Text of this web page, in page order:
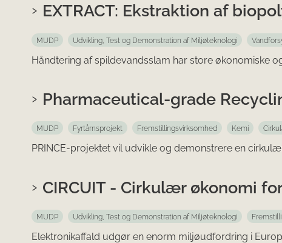
EXTRACT: Ekstraktion af
MUDP Udvikling, Test og Demonstration af Miljøteknologi
Håndtering af spildevandsslam har store økonomiske
Pharmaceutical-grade
MUDP Fyrtårnsprojekt Fremstillingsvirksomhed Kemi
PRINCE-projektet vil udvikle og demonstrere en
CIRCUIT - Cirkulær økonomi
MUDP Udvikling, Test og Demonstration af Miljøteknologi
Elektronikaffald udgør en enorm miljøudfordring i